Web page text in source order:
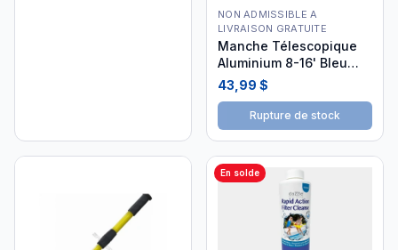
NON ADMISSIBLE A
LIVRAISON GRATUITE
Manche Télescopique
Aluminium 8-16' Bleu
SW694
43,99 $
Rupture de stock
En solde